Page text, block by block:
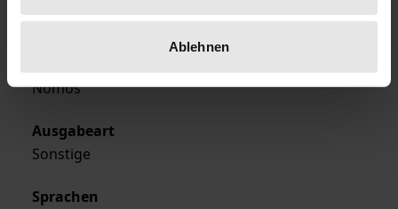
Ablehnen
1978
Nomos
Ausgabeart
Sonstige
Sprachen